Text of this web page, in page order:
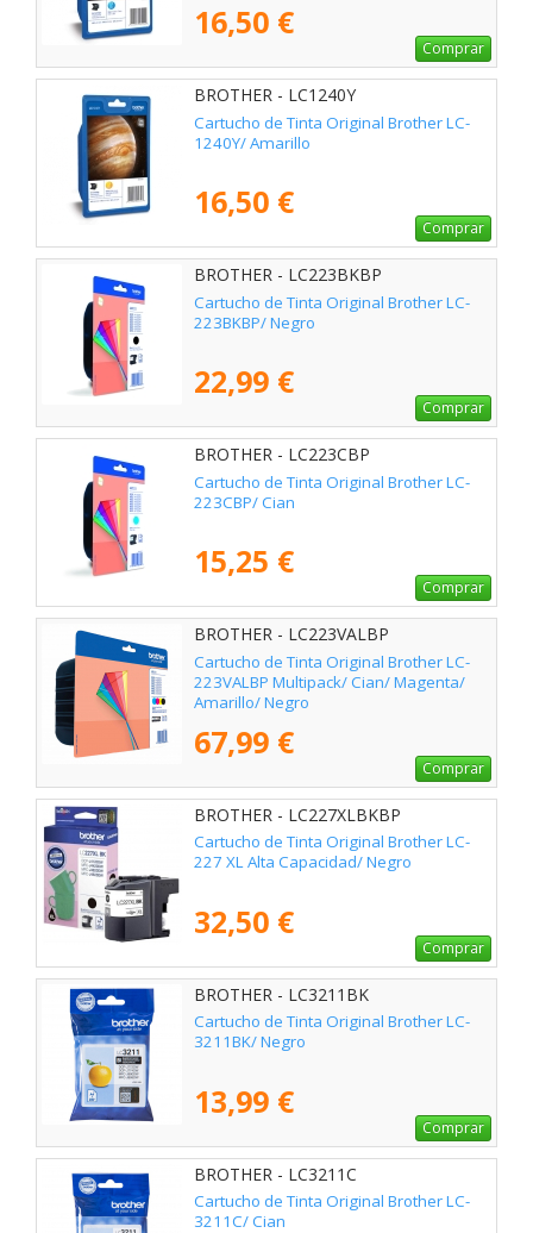
16,50 €
Comprar
BROTHER - LC1240Y
Cartucho de Tinta Original Brother LC-
1240Y/ Amarillo
16,50 €
Comprar
BROTHER - LC223BKBP
Cartucho de Tinta Original Brother LC-
223BKBP/ Negro
22,99 €
Comprar
BROTHER - LC223CBP
Cartucho de Tinta Original Brother LC-
223CBP/ Cian
15,25 €
Comprar
BROTHER - LC223VALBP
Cartucho de Tinta Original Brother LC-
223VALBP Multipack/ Cian/ Magenta/
Amarillo/ Negro
67,99 €
Comprar
BROTHER - LC227XLBKBP
Cartucho de Tinta Original Brother LC-
227 XL Alta Capacidad/ Negro
32,50 €
Comprar
BROTHER - LC3211BK
Cartucho de Tinta Original Brother LC-
3211BK/ Negro
13,99 €
Comprar
BROTHER - LC3211C
Cartucho de Tinta Original Brother LC-
3211C/ Cian